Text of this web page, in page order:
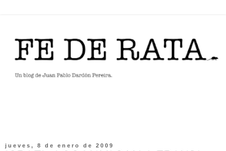
jueves, 8 de enero de 2009